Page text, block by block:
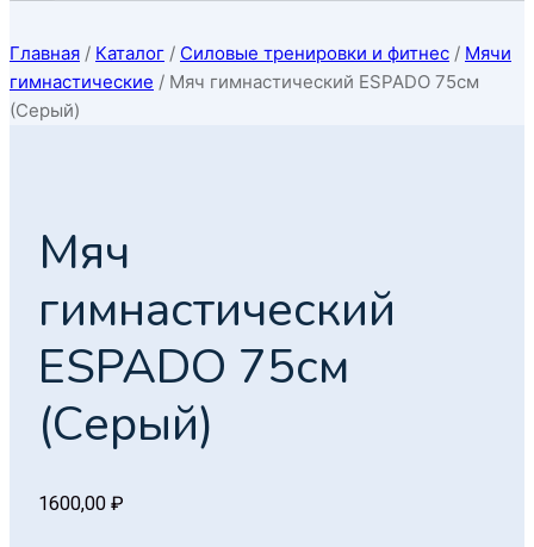
Главная / Каталог / Силовые тренировки и фитнес / Мячи
гимнастические / Мяч гимнастический ESPADO 75см
(Серый)
Мяч
гимнастический
ESPADO 75см
(Серый)
1600,00 ₽